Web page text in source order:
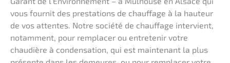
vous fournit des prestations de chauffage à la hauteur
de vos attentes. Notre société de chauffage intervient,
notamment, pour remplacer ou entretenir votre
chaudière à condensation, qui est maintenant la plus